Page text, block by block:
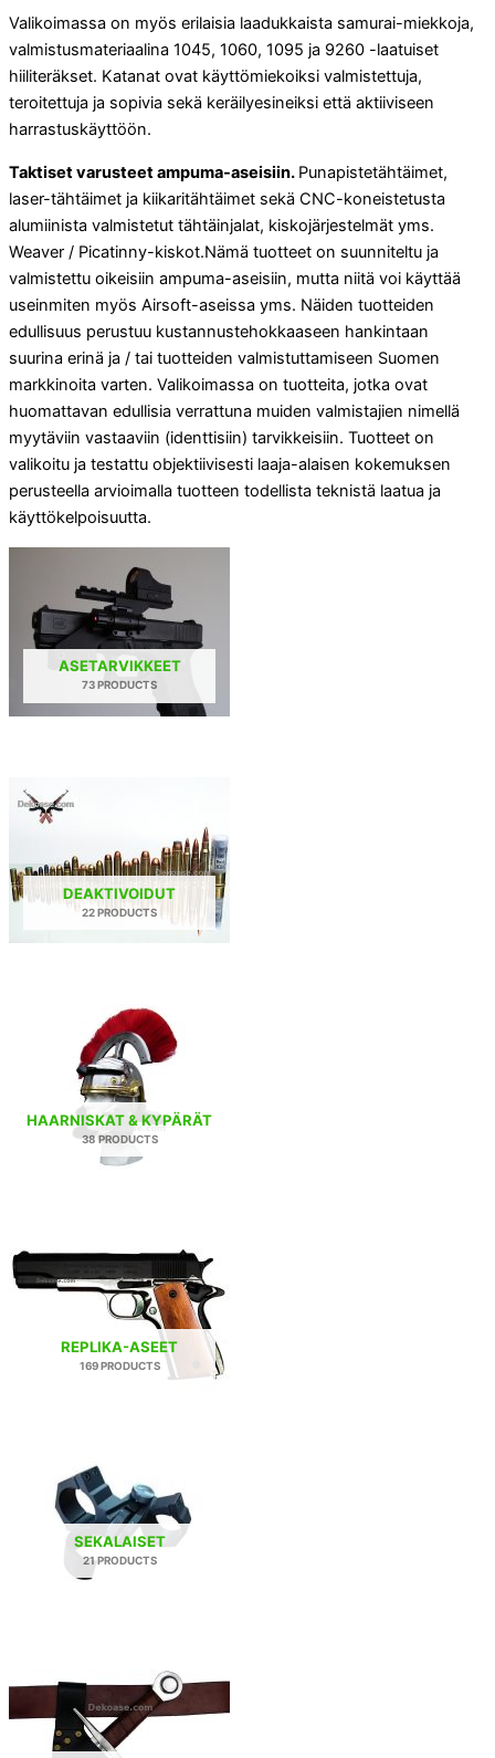
Valikoimassa on myös erilaisia laadukkaista samurai-miekkoja,
valmistusmateriaalina 1045, 1060, 1095 ja 9260 -laatuiset
hiiliteräkset. Katanat ovat käyttömiekoiksi valmistettuja,
teroitettuja ja sopivia sekä keräilyesineiksi että aktiiviseen
harrastuskäyttöön.
Taktiset varusteet ampuma-aseisiin. Punapistetähtäimet,
laser-tähtäimet ja kiikaritähtäimet sekä CNC-koneistetusta
alumiinista valmistetut tähtäinjalat, kiskojärjestelmät yms.
Weaver / Picatinny-kiskot.Nämä tuotteet on suunniteltu ja
valmistettu oikeisiin ampuma-aseisiin, mutta niitä voi käyttää
useinmiten myös Airsoft-aseissa yms. Näiden tuotteiden
edullisuus perustuu kustannustehokkaaseen hankintaan
suurina erinä ja / tai tuotteiden valmistuttamiseen Suomen
markkinoita varten. Valikoimassa on tuotteita, jotka ovat
huomattavan edullisia verrattuna muiden valmistajien nimellä
myytäviin vastaaviin (identtisiin) tarvikkeisiin. Tuotteet on
valikoitu ja testattu objektiivisesti laaja-alaisen kokemuksen
perusteella arvioimalla tuotteen todellista teknistä laatua ja
käyttökelpoisuutta.
ASETARVIKKEET
73 PRODUCTS
DEAKTIVOIDUT
22 PRODUCTS
HAARNISKAT & KYPÄRÄT
38 PRODUCTS
REPLIKA-ASEET
169 PRODUCTS
SEKALAISET
21 PRODUCTS